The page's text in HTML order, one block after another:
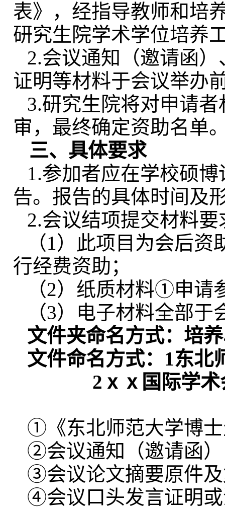
表》，经指导教师和培
研究生院学术学位培养
2.会议通知（邀请函
证明等材料于会议举办
3.研究生院将对申请
审，最终确定资助名单
三、具体要求
1.参加者应在学校硕
告。报告的具体时间及
2.会议结项提交材料要
（1）此项目为会后资
行经费资助；
（2）纸质材料①申请
（3）电子材料全部于
文件夹命名方式：培
文件命名方式： 1东北
2ⅹⅹ国际学术会
①《东北师范大学博
②会议通知（邀请函
③会议论文摘要原件
④会议口头发言证明